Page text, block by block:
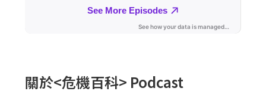
關於<危機百科> Podcast